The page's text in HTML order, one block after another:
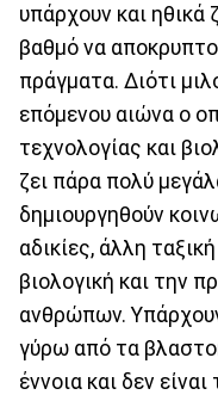
υπάρχουν και ηθικά
βαθμό να
πράγματα. Διότι
επόμενου αιώνα ο
τεχνολογίας και
ζει πάρα πολύ
δημιουργηθούν
αδικίες, άλλη
βιολογική και την
ανθρώπων.
γύρω από τα
έννοια και δεν